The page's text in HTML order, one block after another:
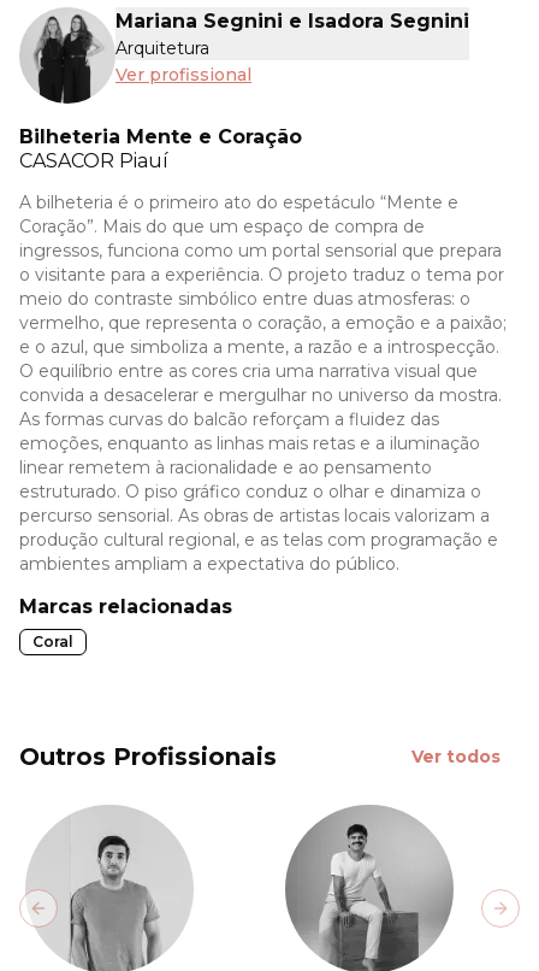
Mariana Segnini e Isadora Segnini
Arquitetura
Ver profissional
Bilheteria Mente e Coração
CASACOR Piauí
A bilheteria é o primeiro ato do espetáculo “Mente e
Coração”. Mais do que um espaço de compra de
ingressos, funciona como um portal sensorial que prepara
o visitante para a experiência. O projeto traduz o tema por
meio do contraste simbólico entre duas atmosferas: o
vermelho, que representa o coração, a emoção e a paixão;
e o azul, que simboliza a mente, a razão e a introspecção.
O equilíbrio entre as cores cria uma narrativa visual que
convida a desacelerar e mergulhar no universo da mostra.
As formas curvas do balcão reforçam a fluidez das
emoções, enquanto as linhas mais retas e a iluminação
linear remetem à racionalidade e ao pensamento
estruturado. O piso gráfico conduz o olhar e dinamiza o
percurso sensorial. As obras de artistas locais valorizam a
produção cultural regional, e as telas com programação e
ambientes ampliam a expectativa do público.
Marcas relacionadas
Coral
Outros Profissionais Ver todos
Previous slide